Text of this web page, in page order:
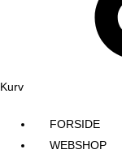
Kurv
FORSIDE
WEBSHOP